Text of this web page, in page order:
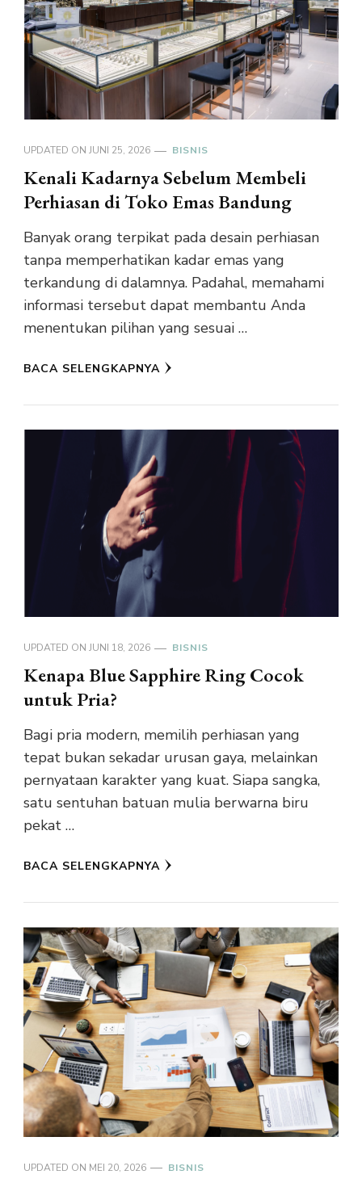
UPDATED ON JUNI 25, 2026 BISNIS
Kenali Kadarnya Sebelum Membeli
Perhiasan di Toko Emas Bandung
Banyak orang terpikat pada desain perhiasan
tanpa memperhatikan kadar emas yang
terkandung di dalamnya. Padahal, memahami
informasi tersebut dapat membantu Anda
menentukan pilihan yang sesuai …
BACA SELENGKAPNYA
UPDATED ON JUNI 18, 2026 BISNIS
Kenapa Blue Sapphire Ring Cocok
untuk Pria?
Bagi pria modern, memilih perhiasan yang
tepat bukan sekadar urusan gaya, melainkan
pernyataan karakter yang kuat. Siapa sangka,
satu sentuhan batuan mulia berwarna biru
pekat …
BACA SELENGKAPNYA
UPDATED ON MEI 20, 2026 BISNIS